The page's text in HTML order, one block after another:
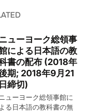
ューヨーク総領事
による日本語の教
書の配布 (2018年
期; 2018年9月21
日締切)
ニューヨーク総領事館に
よる日本語の教科書の無